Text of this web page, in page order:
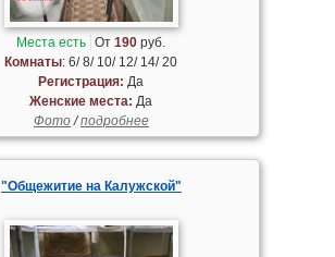
Места есть От190 руб.
Комнаты: 6/ 8/ 10/ 12/ 14/ 20
Регистрация: Да
Женские места: Да
Фото/подробнее
"Общежитие на Калужской"